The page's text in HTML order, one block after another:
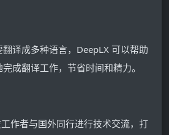
译成多种语言，DeepLX 可以帮助
成翻译工作，节省时间和精力。
作者与国外同行进行技术交流，打